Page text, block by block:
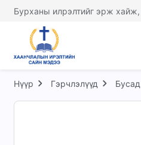
Бурханы илрэлтийг эрж хайж,
Нүүр Гэрчлэлүүд Бусад